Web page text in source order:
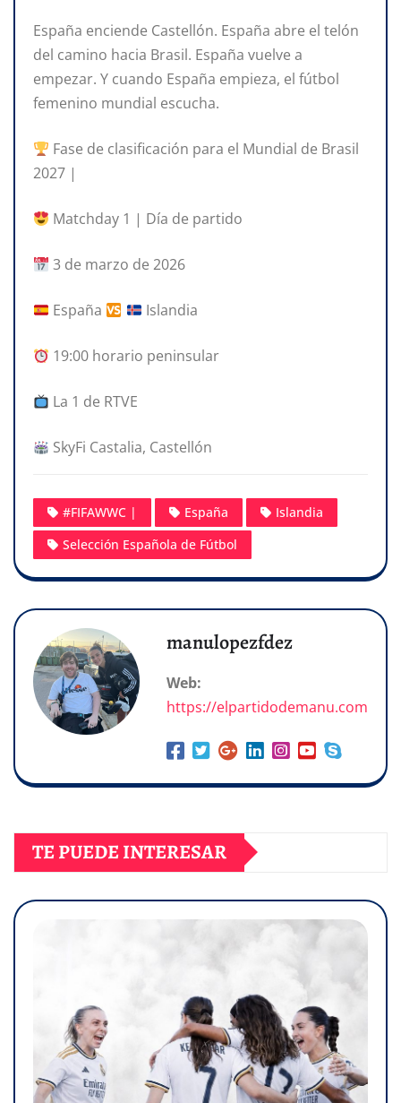
España enciende Castellón. España abre el telón
del camino hacia Brasil. España vuelve a
empezar. Y cuando España empieza, el fútbol
femenino mundial escucha.
Fase de clasificación para el Mundial de Brasil
2027 |
Matchday 1 | Día de partido
3 de marzo de 2026
España Islandia
19:00 horario peninsular
La 1 de RTVE
SkyFi Castalia, Castellón
#FIFAWWC | España
Islandia
Selección Española de Fútbol
manulopezfdez
Web:
https://elpartidodemanu.com
TE PUEDE INTERESAR